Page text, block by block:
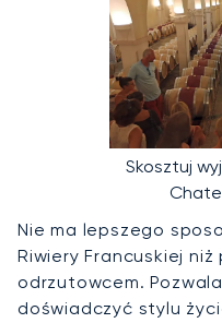
Skosztuj
Nie ma lepszego
Riwiery Francuskiej
odrzutowcem.
doświadczyć stylu